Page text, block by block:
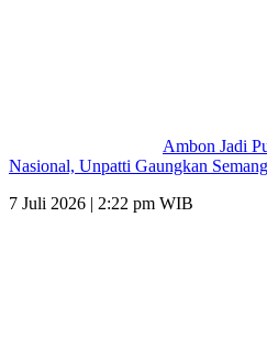
Ambon Jadi
Nasional, Unpatti Gaungkan
7 Juli 2026 | 2:22 pm WIB